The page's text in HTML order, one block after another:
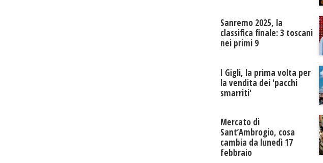
Sanremo 2025, la
classifica finale: 3 toscani
nei primi 9
I Gigli, la prima volta per
la vendita dei 'pacchi
smarriti'
Mercato di
Sant’Ambrogio, cosa
cambia da lunedì 17
febbraio